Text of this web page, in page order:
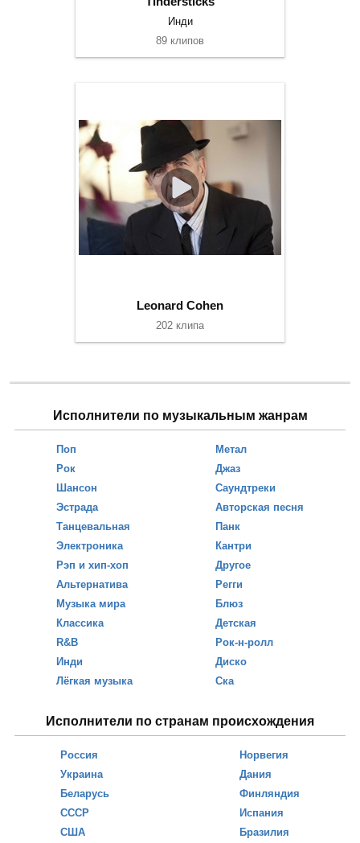
Инди
89 клипов
Leonard Cohen
202 клипа
Исполнители по музыкальным жанрам
Поп
Рок
Шансон
Эстрада
Танцевальная
Электроника
Рэп и хип-хоп
Альтернатива
Музыка мира
Классика
R&B
Инди
Лёгкая музыка
Метал
Джаз
Саундтреки
Авторская песня
Панк
Кантри
Другое
Регги
Блюз
Детская
Рок-н-ролл
Диско
Ска
Исполнители по странам происхождения
Россия
Украина
Беларусь
СССР
США
Норвегия
Дания
Финляндия
Испания
Бразилия